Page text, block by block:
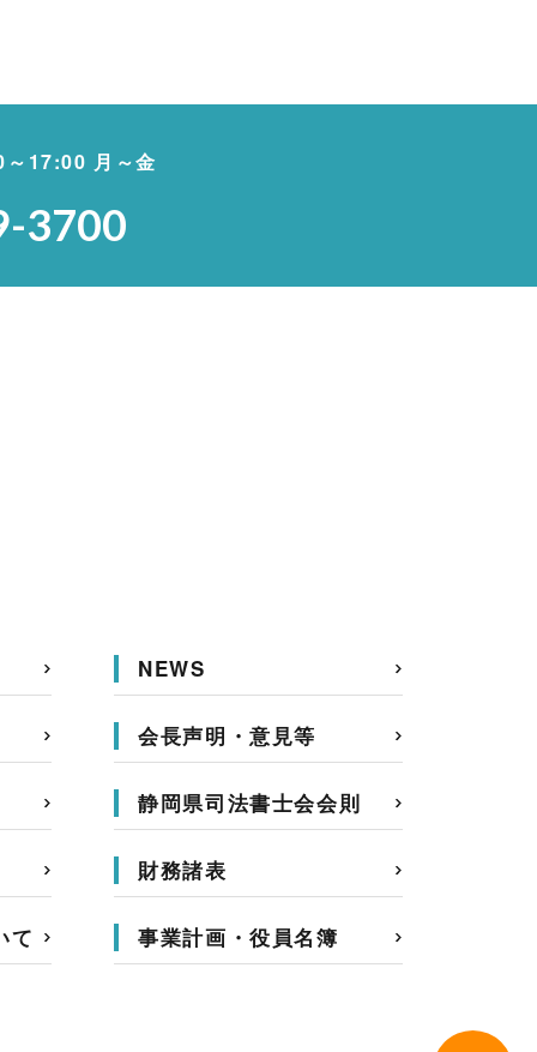
17:00 月～金
3700
て
NEWS
会長声明・意見等
静岡県司法書士会会則
財務諸表
事業計画・役員名簿